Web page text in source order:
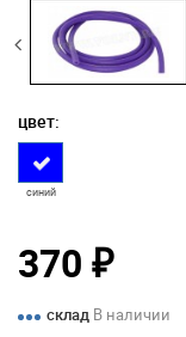
цвет:
синий
370 ₽
склад В наличии